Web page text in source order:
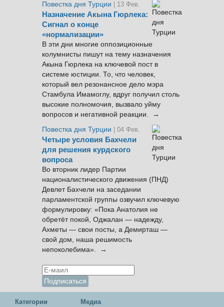
Повестка дня Турции
| 13 Фев.
Назначение Акына Гюрлека:
Сигнал о конце
«нормализации»
В эти дни многие оппозиционные
колумнисты пишут на тему назначения
Акына Гюрлека на ключевой пост в
системе юстиции. То, что человек,
который вел резонансное дело мэра
Стамбула Имамоглу, вдруг получил столь
высокие полномочия, вызвало уйму
вопросов и негативной реакции. →
Повестка дня Турции
| 04 Фев.
Четыре условия Бахчели
для решения курдского
вопроса
Во вторник лидер Партии
националистического движения (ПНД)
Девлет Бахчели на заседании
парламентской группы озвучил ключевую
формулировку: «Пока Анатолия не
обретёт покой, Оджалан — надежду,
Ахметы — свои посты, а Демирташ —
свой дом, наша решимость
непоколебима». →
Категории Медиа